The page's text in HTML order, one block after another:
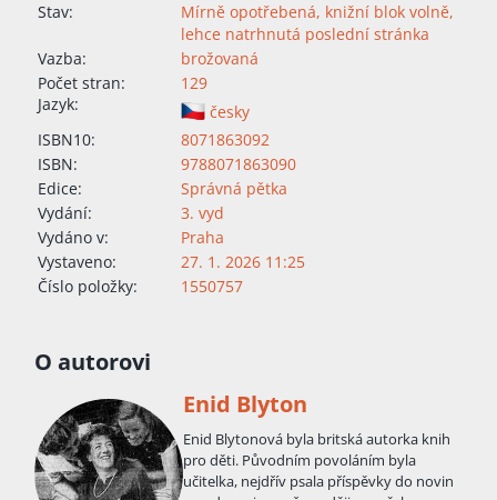
Stav:
Mírně opotřebená, knižní blok volně,
lehce natrhnutá poslední stránka
Vazba:
brožovaná
Počet stran:
129
Jazyk:
česky
ISBN10:
8071863092
ISBN:
9788071863090
Edice:
Správná pětka
Vydání:
3. vyd
Vydáno v:
Praha
Vystaveno:
27. 1. 2026 11:25
Číslo položky:
1550757
O autorovi
Enid Blyton
Enid Blytonová byla britská autorka knih
pro děti. Původním povoláním byla
učitelka, nejdřív psala příspěvky do novin